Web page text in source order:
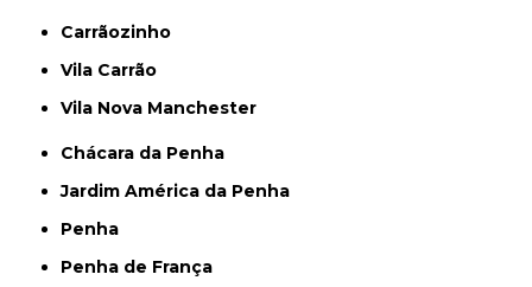
Carrãozinho
Vila Carrão
Vila Nova Manchester
Chácara da Penha
Jardim América da Penha
Penha
Penha de França